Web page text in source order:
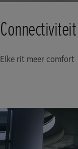
Connectiviteit
Elke rit meer comfort